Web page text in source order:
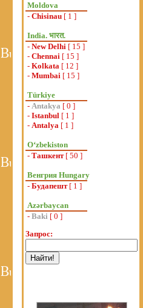
Moldova
- Chisinau [ 1 ]
India. भारत.
- New Delhi [ 15 ]
- Chennai [ 15 ]
- Kolkata [ 12 ]
- Mumbai [ 15 ]
Türkiye
- Antakya [ 0 ]
- Istanbul [ 1 ]
- Antalya [ 1 ]
Oʻzbekiston
- Ташкент[ 50 ]
Венгрия Hungary
- Будапешт[ 1 ]
Azərbaycan
- Baki [ 0 ]
Запрос: